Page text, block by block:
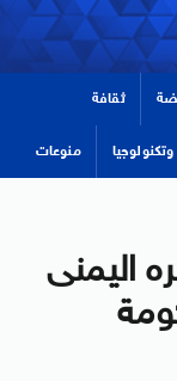
ثقافة
منوعات
اليمنى